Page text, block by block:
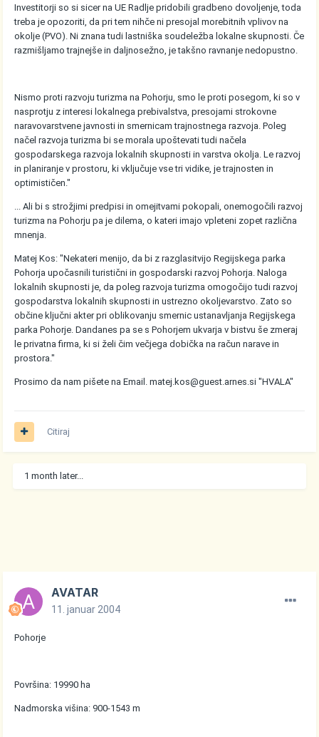
Investitorji so si sicer na UE Radlje pridobili gradbeno dovoljenje, toda
treba je opozoriti, da pri tem nihče ni presojal morebitnih vplivov na
okolje (PVO). Ni znana tudi lastniška soudeležba lokalne skupnosti. Če
razmišljamo trajnejše in daljnosežno, je takšno ravnanje nedopustno.
Nismo proti razvoju turizma na Pohorju, smo le proti posegom, ki so v
nasprotju z interesi lokalnega prebivalstva, presojami strokovne
naravovarstvene javnosti in smernicam trajnostnega razvoja. Poleg
načel razvoja turizma bi se morala upoštevati tudi načela
gospodarskega razvoja lokalnih skupnosti in varstva okolja. Le razvoj
in planiranje v prostoru, ki vključuje vse tri vidike, je trajnosten in
optimističen."
... Ali bi s strožjimi predpisi in omejitvami pokopali, onemogočili razvoj
turizma na Pohorju pa je dilema, o kateri imajo vpleteni zopet različna
mnenja.
Matej Kos: "Nekateri menijo, da bi z razglasitvijo Regijskega parka
Pohorja upočasnili turistični in gospodarski razvoj Pohorja. Naloga
lokalnih skupnosti je, da poleg razvoja turizma omogočijo tudi razvoj
gospodarstva lokalnih skupnosti in ustrezno okoljevarstvo. Zato so
občine ključni akter pri oblikovanju smernic ustanavljanja Regijskega
parka Pohorje. Dandanes pa se s Pohorjem ukvarja v bistvu še zmeraj
le privatna firma, ki si želi čim večjega dobička na račun narave in
prostora."
Prosimo da nam pišete na Email. matej.kos@guest.arnes.si "HVALA"
Citiraj
1 month later...
AVATAR
11. januar 2004
Pohorje
Površina: 19990 ha
Nadmorska višina: 900-1543 m